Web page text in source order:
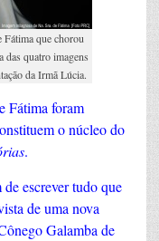
Fátima que chorou
quatro imagens
da Irmã Lúcia.
Fátima foram
o núcleo do
.
escrever tudo que
de uma nova
Galamba de